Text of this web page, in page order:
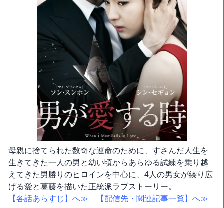
母親に捨てられた数奇な運命のために、すさんだ人生を
生きてきた一人の男と幼い頃からあらゆる試練を乗り越
えてきた男勝りのヒロインを中心に、4人の男女が繰り広
げる愛と葛藤を描いた正統派ラブストーリー。
【各話あらすじ】へ≫
【配信先・関連記事一覧】へ≫